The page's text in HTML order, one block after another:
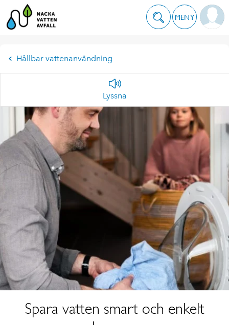
MENY
Hållbar vattenanvändning
Lyssna
Spara vatten smart och enkelt